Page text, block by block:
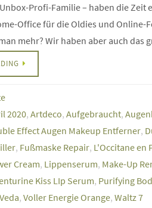
Profi-Familie – haben die Zeit
Office für die Oldies und Online-
mehr? Wir haben aber auch das
2020, Artdeco, Aufgebraucht,
Effect Augen Makeup Entferner,
, Fußmaske Repair, L'Occitane en
Cream, Lippenserum, Make-Up
Kiss LIp Serum, Purifying
, Voller Energie Orange, Waltz 7